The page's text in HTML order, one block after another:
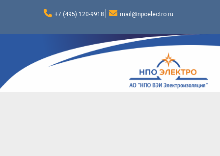
+7 (495) 120-9918 mail@npoelectro.ru